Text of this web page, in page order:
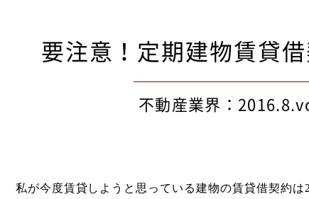
要注意！定期建物賃貸
不動産業界：
私が今度賃貸しようと思っている建物の賃貸借契約